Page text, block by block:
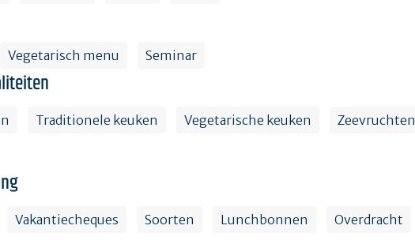
Vegetarisch menu Seminar
Traditionele keuken Vegetarische keuken Zeevruchten
Vakantiecheques Soorten Lunchbonnen Overdracht